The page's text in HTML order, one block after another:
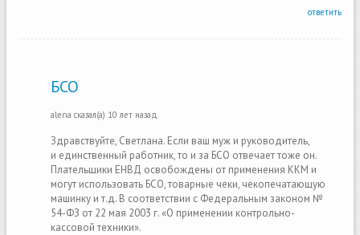
ответить
БСО
alena сказал(а) 10 лет назад
Здравствуйте, Светлана. Если ваш муж и руководитель,
и единственный работник, то и за БСО отвечает тоже он.
Плательщики ЕНВД освобождены от применения ККМ и
могут использовать БСО, товарные чеки, чекопечатающую
машинку и т.д. В соответствии с Федеральным законом №
54-ФЗ от 22 мая 2003 г. «О применении контрольно-
кассовой техники».